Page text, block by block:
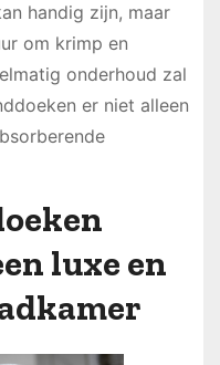
handig zijn, maar
om krimp en
onderhoud zal
er niet alleen
luxe en